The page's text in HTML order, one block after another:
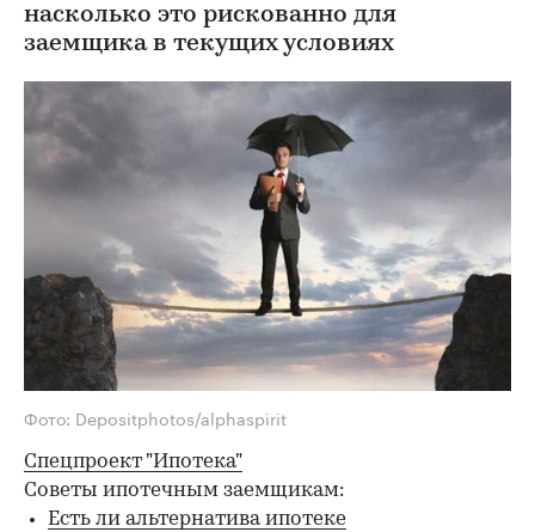
насколько это рискованно для
заемщика в текущих условиях
Фото: Depositphotos/alphaspirit
Спецпроект "Ипотека"
Советы ипотечным заемщикам:
Есть ли альтернатива ипотеке